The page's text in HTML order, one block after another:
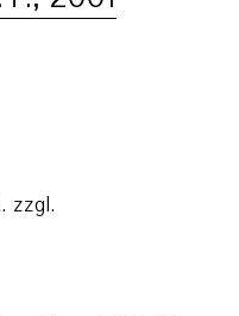
zzgl.